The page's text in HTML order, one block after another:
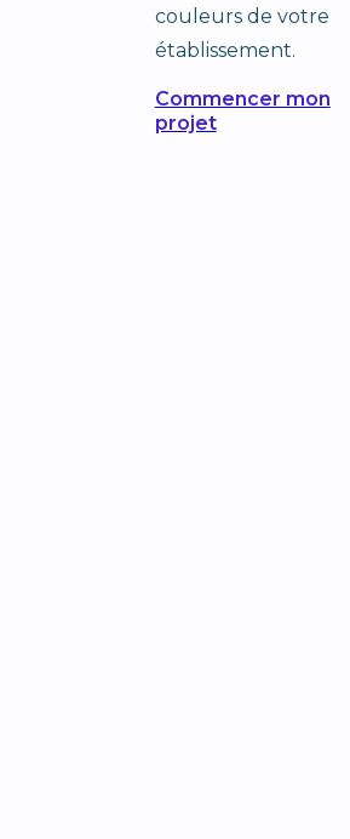
couleurs de votre
établissement.
Commencer mon
projet